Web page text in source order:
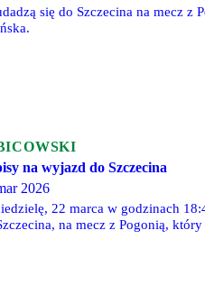
się do Szczecina na mecz
na wyjazd do Szczecina
2026
22 marca w godzinach
na mecz z Pogonią,